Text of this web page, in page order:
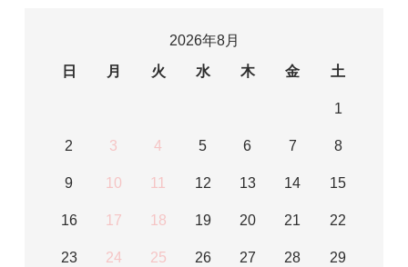
2026年8月
日
月 火 水 木 金 土
1
2 3 4 5 6 7 8
9 10 11 12 13 14 15
16 17 18 19 20 21 22
23 24 25 26 27 28 29